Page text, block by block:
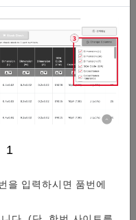
1
을 입력하시면 품번에
보 일람
TCXO(온도 보상형 수정